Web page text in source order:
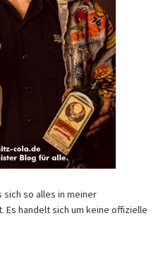
so alles in meiner
handelt sich um keine offizielle